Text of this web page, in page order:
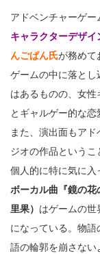
アドベンチャーゲー
キャラクターデザイ
んごぱん氏が務めて
ゲームの中に落と
はあるものの、女性
とギャルゲー的な恋
また、演出面もア
ジオの作品というこ
個人的に特に気に入
ボーカル曲『鏡の
里果） はゲームの世
になっている。物
語の輪郭を崩さな